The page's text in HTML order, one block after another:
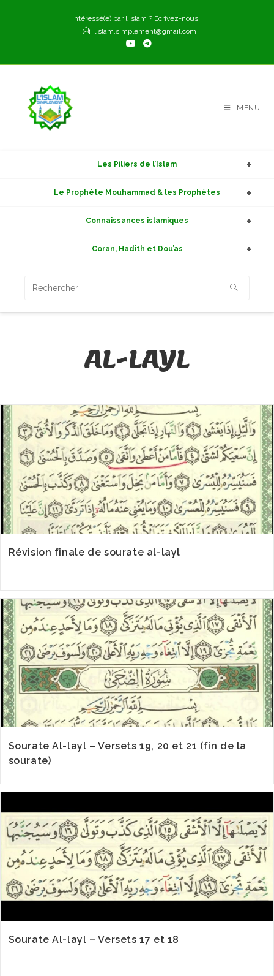
Intéressé(e) par l'Islam ? Ecrivez-nous !
lislam.simplement@gmail.com
MENU
Les Piliers de l’Islam
Le Prophète Mouhammad & les Prophètes
Connaissances islamiques
Coran, Hadith et Dou’as
AL-LAYL
Révision finale de sourate al-layl
Sourate Al-layl – Versets 19, 20 et 21 (fin de la
sourate)
Sourate Al-layl – Versets 17 et 18